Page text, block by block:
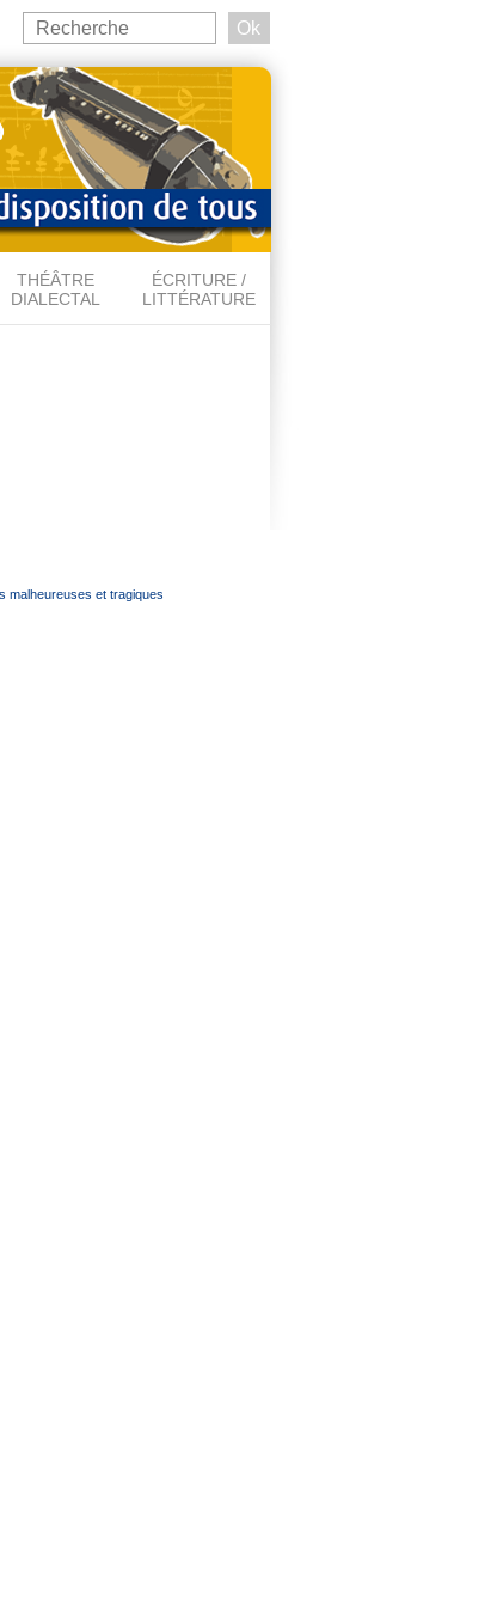
Formulaire de recherche
Search
this
site
THÉÂTRE
DIALECTAL
ÉCRITURE /
LITTÉRATURE
malheureuses et tragiques